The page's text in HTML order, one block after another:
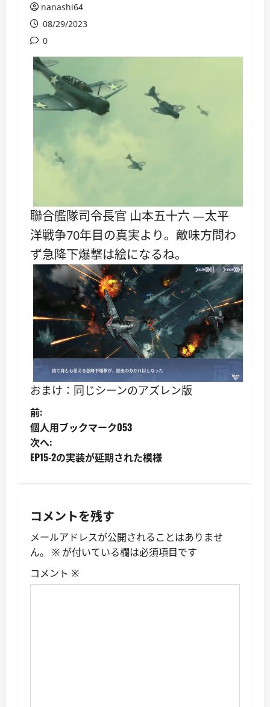
nanashi64
08/29/2023
0
聯合艦隊司令長官 山本五十六 ―太平
洋戦争70年目の真実より。敵味方問わ
ず急降下爆撃は絵になるね。
おまけ：同じシーンのアズレン版
投
稿
ナ
ゲ
ー
シ
ョ
前:
個人用ブックマーク053
次へ:
EP15-2の実装が延期された模様
コメントを残す
メールアドレスが公開されることはありませ
ん。
※ が付いている欄は必須項目です
コメント ※